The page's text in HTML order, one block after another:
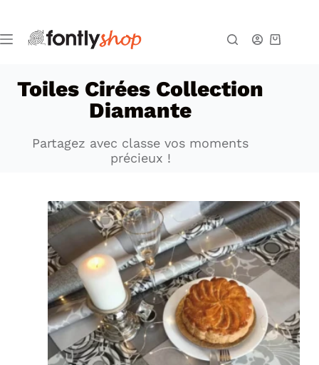
Toiles Cirées Collection
Diamante
Partagez avec classe vos moments
précieux !